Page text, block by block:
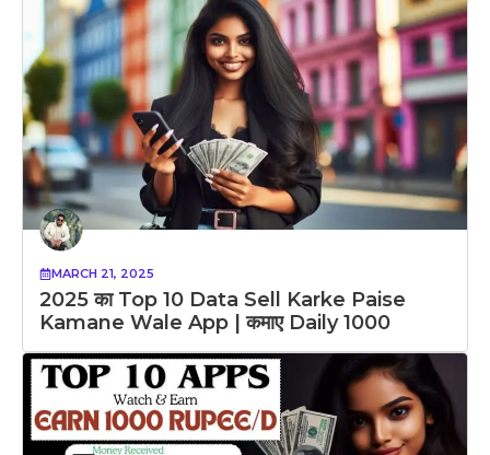
MARCH 21, 2025
2025 का Top 10 Data Sell Karke Paise
Kamane Wale App | कमाए Daily 1000